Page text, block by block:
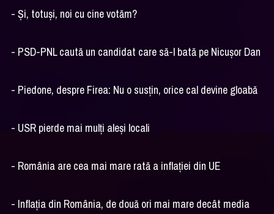
- Și, totuși, noi cu cine votăm?
- PSD-PNL caută un candidat care să-l bată pe Nicușor Dan
- Piedone, despre Firea: Nu o susțin, orice cal devine gloabă
- USR pierde mai mulți aleși locali
- România are cea mai mare rată a inflației din UE
- Inflația din România, de două ori mai mare decât media